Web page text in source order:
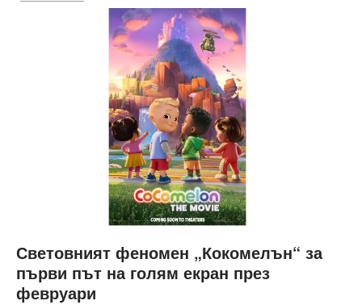
Световният феномен „Кокомелън“ за
първи път на голям екран през
февруари